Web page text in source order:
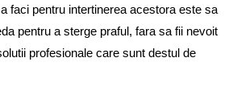
faci pentru intertinerea acestora este sa
pentru a sterge praful, fara sa fii nevoit
profesionale care sunt destul de